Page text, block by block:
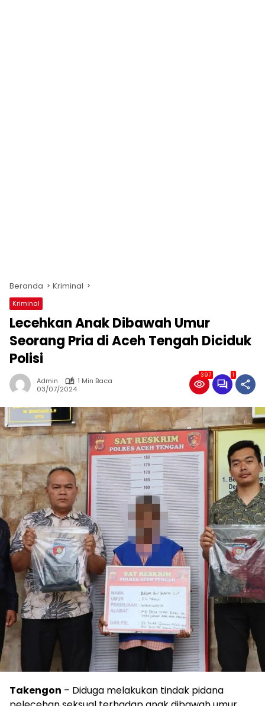
Beranda Kriminal
Kriminal
Lecehkan Anak Dibawah Umur
Seorang Pria di Aceh Tengah Diciduk
Polisi
Admin
1 Min Baca
03/07/2024
397 1
Takengon – Diduga melakukan tindak pidana